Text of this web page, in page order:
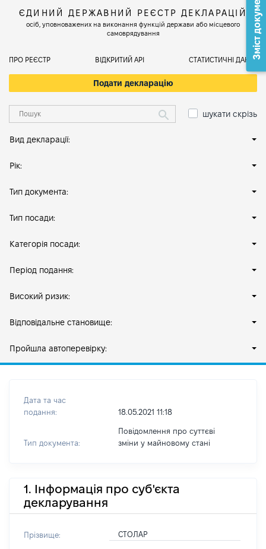
ЄДИНИЙ ДЕРЖАВНИЙ РЕЄСТР ДЕКЛАРАЦІЙ
осіб, уповноважених на виконання функцій держави або місцевого
самоврядування
ПРО РЕЄСТР ВІДКРИТИЙ АРІ СТАТИСТИЧНІ ДАНІ
Подати декларацію
шукати скрізь
Вид декларації:
Рік:
Тип документа:
Тип посади:
Категорія посади:
Період подання:
Високий ризик:
Відповідальне становище:
Пройшла автоперевірку:
Дата та час
подання:
18.05.2021 11:18
Тип документа:
Повідомлення про суттєві
зміни y майновому стані
1. Інформація про суб'єкта
декларування
Прізвище: СТОЛАР
Зміст документа